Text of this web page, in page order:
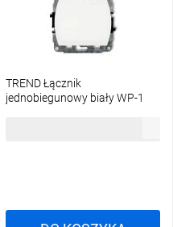
TREND Łącznik
jednobiegunowy biały WP-1